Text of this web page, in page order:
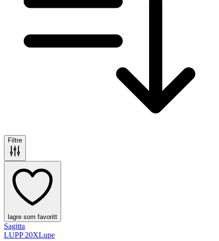
Filtre
lagre som favoritt
Sagitta
LUPP 20XLupe